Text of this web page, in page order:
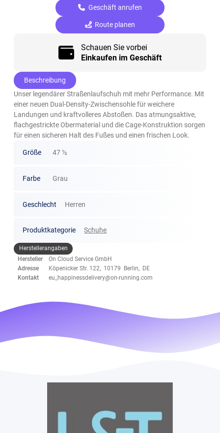
Geschäft anrufen
Route planen
Schauen Sie vorbei
Einkaufen im Geschäft
Beschreibung
Unser legendärer Straßenlaufschuh mit mehr Performance. Mit
einer neuen Dual-Density-Zwischensohle für weichere
Landungen und kraftvolleres Abstoßen. Das atmungsaktive,
flachgestrickte Obermaterial und die Cage-Konstruktion sorgen
für einen sicheren Halt des Fußes und einen frischen Look.
Größe 47 ½
Farbe Grau
Geschlecht Herren
Produktkategorie Schuhe
Herstellerangaben
Hersteller
On Cloud Service GmbH
Adresse
Köpenicker Str. 122, 10179 Berlin, DE
Kontakt
eu_happinessdelivery@on-running.com